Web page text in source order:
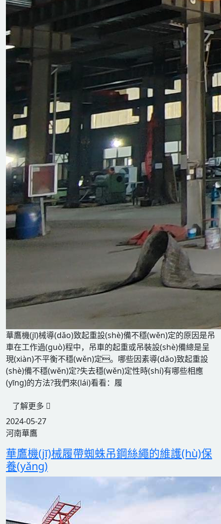
華鷹機(jī)械導(dǎo)致起重設(shè)備不穩(wěn)定的原因是吊
車在工作過(guò)程中，吊車的起重或吊裝設(shè)備總是呈
現(xiàn)不平衡不穩(wěn)定。哪些因素導(dǎo)致起重設
(shè)備不穩(wěn)定?失去穩(wěn)定性時(shí)有哪些相應
(yīng)的方法?我們來(lái)看看：履
了解更多
2024-05-27
河南華鷹
華鷹機(jī)械履帶蜘蛛吊鋼絲繩的維護(hù)保
養(yǎng)